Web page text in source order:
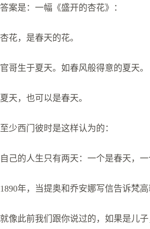
答案是：一幅《盛开的杏花》：
杏花，是春天的花。
官哥生于夏天。如春风般得意的夏天。
夏天，也可以是春天。
至少西门彼时是这样认为的：
自己的人生只有两天：一个是春天，一
1890年，当提奥和乔安娜写信告诉梵
就像此前我们跟你说过的，如果是儿